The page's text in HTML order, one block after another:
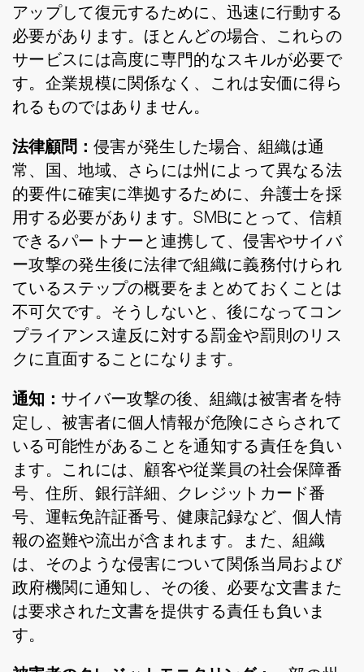
アップして復元するために、迅速に行動する
必要があります。ほとんどの場合、これらの
サービスには高度に専門的なスキルが必要で
す。企業規模に関係なく、これは安価に得ら
れるものではありません。
法律顧問： 侵害が発生した場合、組織は通
常、国、地域、さらには州によって異なる法
的要件に確実に準拠するために、弁護士を採
用する必要があります。SMBにとって、信頼
できるパートナーと連携して、侵害やサイバ
ー攻撃の発生後に法律で組織に義務付けられ
ているステップの概要をまとめておくことは
不可欠です。そうしないと、後になってコン
プライアンス違反に対する罰金や罰則のリス
クに直面することになります。
通知： サイバー攻撃の後、組織は被害者を特
定し、被害者に個人情報が危険にさらされて
いる可能性があることを通知する責任を負い
ます。これには、顧客や従業員の社会保障番
号、住所、銀行詳細、クレジットカード番
号、運転免許証番号、健康記録など、個人情
報の盗難や流出が含まれます。また、組織
は、そのような侵害について関係当局および
政府機関に通知し、その後、必要な文書また
は要求された文書を提供する責任も負いま
す。